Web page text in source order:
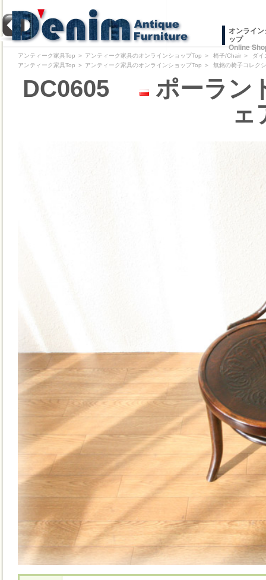
オンライ
ップ
Online
アンティーク家具Top ＞ アンティーク家具のオンラインショップTop ＞ 椅子/Chair ＞
ダイ
アンティーク家具Top ＞ アンティーク家具のオンラインショップTop ＞ 無銘の椅子コレク
DC0605
ポーラン
ェ